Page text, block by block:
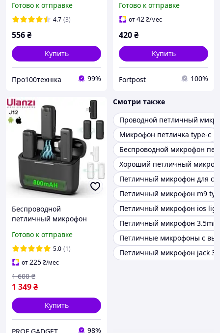
шт. з Type-C Петлічка для
айфона андроїда
Готово к отправке
4.7 (3)
556₴
Купить
Про100техніка 99%
встроенный аккумулятор
80 mAh Black
Готово к отправке
от42₴/мес
420₴
Купить
Fortpost 100%
Беспроводной
петличный микрофон
микрофон для смартфона
Lightning / Type-C
Готово к отправке
5.0 (1)
от225₴/мес
1 349₴
1 600 ₴
Купить
PROF GADGET 98%
Смотри также
Проводной петличный
Микрофон петличка type-c
Беспроводной микрофон
Хороший петличный
Петличный микрофон для
Петличный микрофон m9
Петличный микрофон ios
Петличный микрофон
Петличные микрофоны с
Петличный микрофон jack